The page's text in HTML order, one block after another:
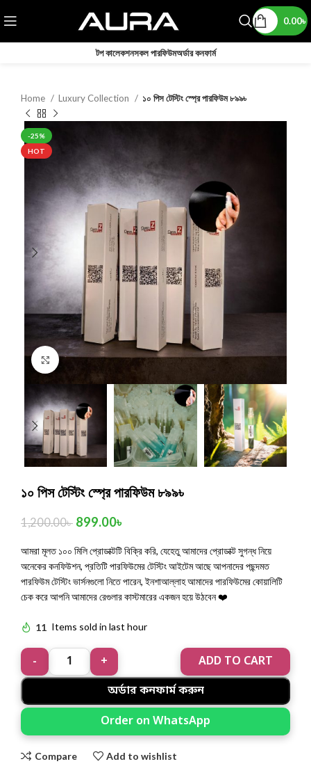
0.00৳
টপ কালেকশনসকল পারফিউমঅর্ডার কনফার্ম
Home Luxury Collection ১০ পিস টেস্টিং স্প্রে পারফিউম ৮৯৯৳
-25%
HOT
Click to enlarge
১০ পিস টেস্টিং স্প্রে পারফিউম ৮৯৯৳
1,200.00৳ 899.00৳
আমরা মূলত ১০০ মিলি প্রোডাক্টটি বিক্রি করি, যেহেতু আমাদের প্রোডাক্ট সুগন্ধনিয়ে
অনেকের কনফিউশন, প্রতিটি পারফিউমের টেস্টিং আইটেম আছে আপনাদের পছন্দমত
পারফিউম টেস্টিং ভার্সনগুলো নিতে পারেন,ইনশাআল্লাহ আমাদের পারফিউমের কোয়ালিটি
চেক করে আপনি আমাদের রেগুলার কাস্টমারের একজন হয়ে উঠবেন ❤️
11 Items sold in last hour
ADD TO CART
অর্ডার কনফার্ম করুন
Order on WhatsApp
Compare Add to wishlist